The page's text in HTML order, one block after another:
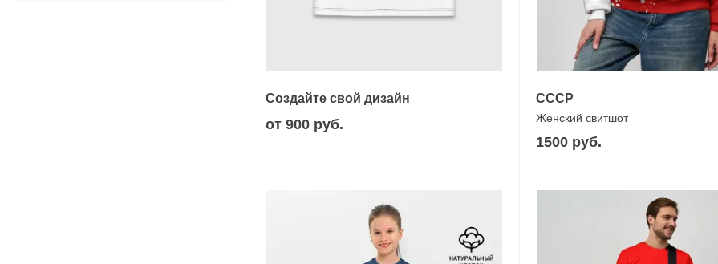
Создайте свой дизайн
от 900 руб.
СССР
Женский свитшот
1500 руб.